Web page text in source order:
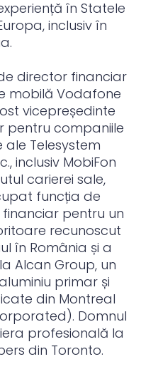
în Statele
inclusiv în
director financiar
mobilă Vodafone
vicepreședinte
pentru companiile
Telesystem
inclusiv MobiFon
carierei sale,
funcția de
pentru un
recunoscut
în România și a
Alcan Group, un
primar și
din Montreal
Domnul
profesională la
din Toronto.